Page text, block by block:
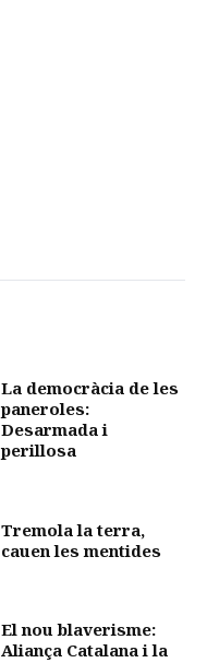
La democràcia de les
paneroles:
Desarmada i
perillosa
Tremola la terra,
cauen les mentides
El nou blaverisme:
Aliança Catalana i la